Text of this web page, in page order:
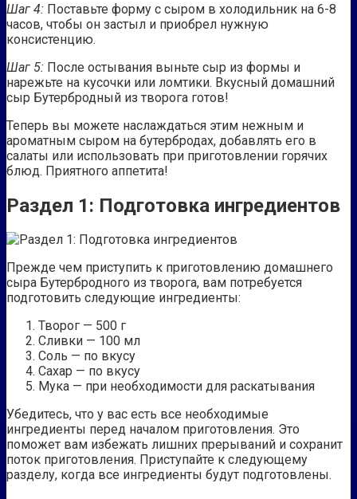
Шаг 4: Поставьте форму с сыром в холодильник на 6-8
часов, чтобы он застыл и приобрел нужную
консистенцию.
Шаг 5: После остывания выньте сыр из формы и
нарежьте на кусочки или ломтики. Вкусный домашний
сыр Бутербродный из творога готов!
Теперь вы можете наслаждаться этим нежным и
ароматным сыром на бутербродах, добавлять его в
салаты или использовать при приготовлении горячих
блюд. Приятного аппетита!
Раздел 1: Подготовка ингредиентов
Прежде чем приступить к приготовлению домашнего
сыра Бутербродного из творога, вам потребуется
подготовить следующие ингредиенты:
Творог — 500 г
Сливки — 100 мл
Соль — по вкусу
Сахар — по вкусу
Мука — при необходимости для раскатывания
Убедитесь, что у вас есть все необходимые
ингредиенты перед началом приготовления. Это
поможет вам избежать лишних прерываний и сохранит
поток приготовления. Приступайте к следующему
разделу, когда все ингредиенты будут подготовлены.